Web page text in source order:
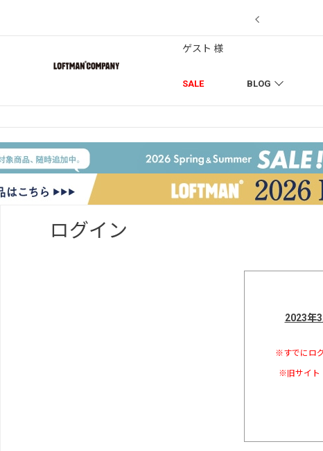
SALE BLOG
ゲスト 様
ログイン
2023年
※すでにロ
※旧サイト